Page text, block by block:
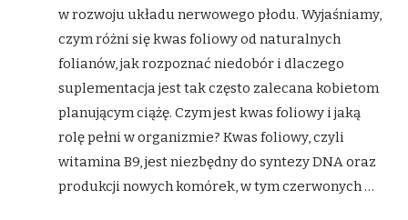
niedobór
i
w
w rozwoju układu nerwowego płodu. Wyjaśniamy,
czym różni się kwas foliowy od naturalnych
folianów, jak rozpoznać niedobór i dlaczego
suplementacja jest tak często zalecana kobietom
planującym ciążę. Czym jest kwas foliowy i jaką
rolę pełni w organizmie? Kwas foliowy, czyli
witamina B9, jest niezbędny do syntezy DNA oraz
produkcji nowych komórek, w tym czerwonych …